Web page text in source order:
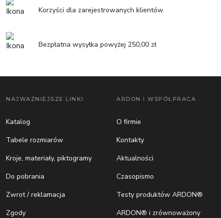
Korzyści dla zarejestrowanych klientów
Bezpłatna wysyłka powyżej 250,00 zł
NAJWAŻNIEJSZE LINKI
Katalog
Tabele rozmiarów
Kroje, materiały, piktogramy
Do pobrania
Zwrot / reklamacja
Zgody
ARDON I WSPÓŁPRACA
O firmie
Kontakty
Aktualności
Czasopismo
Testy produktów ARDON®
ARDON® i zrównoważony